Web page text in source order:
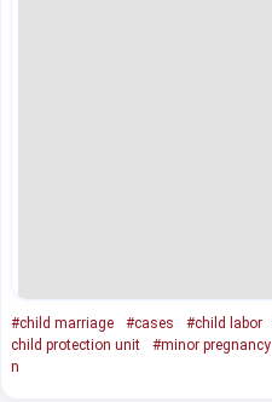
#child marriage #cases #child labor
child protection unit
#minor pregnancy
n